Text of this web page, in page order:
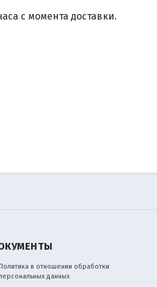
с момента доставки.
в отношении обработки
данных